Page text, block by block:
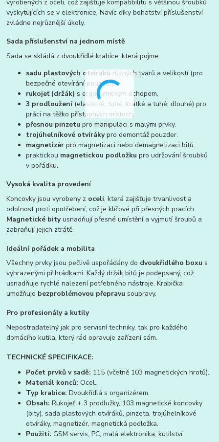
vyrobených z oceli, což zajišťuje kompatibilitu s většinou šroubků
vyskytujících se v elektronice. Navíc díky bohatství příslušenství
zvládne nejrůznější úkoly.
Sada příslušenství na jednom místě
Sada se skládá z dvoukřídlé krabice, která pojme:
sadu plastových otvíráků různých tvarů a velikostí (pro
bezpečné otevírání pouzder).
rukojeť (držák) s ergonomickým úchopem.
3 prodloužení(elastické, tuhé, krátké a tuhé, dlouhé) pro
práci na těžko přístupných místech.
přesnou pinzetu pro manipulaci s malými prvky.
trojúhelníkové otvírákypro demontáž pouzder.
magnetizér pro magnetizaci nebo demagnetizaci bitů.
praktickou magnetickou podložku pro udržování šroubků
v pořádku.
Vysoká kvalita provedení
Koncovky jsou vyrobeny z oceli, která zajišťuje trvanlivost a
odolnost proti opotřebení, což je klíčové při přesných pracích.
Magnetické bityusnadňují přesné umístění a vyjmutí šroubů a
zabraňují jejich ztrátě.
Ideální pořádek a mobilita
Všechny prvky jsou pečlivě uspořádány do dvoukřídlého boxu s
vyhrazenými přihrádkami. Každý držák bitů je podepsaný, což
usnadňuje rychlé nalezení potřebného nástroje. Krabička
umožňuje bezproblémovou přepravu soupravy.
Pro profesionály a kutily
Nepostradatelný jak pro servisní techniky, tak pro každého
domácího kutila, který rád opravuje zařízení sám.
TECHNICKÉ SPECIFIKACE:
Počet prvků v sadě: 115 (včetně 103 magnetických hrotů).
Materiál konců: Ocel.
Typ krabice: Dvoukřídlá s organizérem.
Obsah: Rukojeť + 3 prodlužky, 103 magnetické koncovky
(bity), sada plastových otvíráků, pinzeta, trojúhelníkové
otvíráky, magnetizér, magnetická podložka.
Použití: GSM servis, PC, malá elektronika, kutilství.